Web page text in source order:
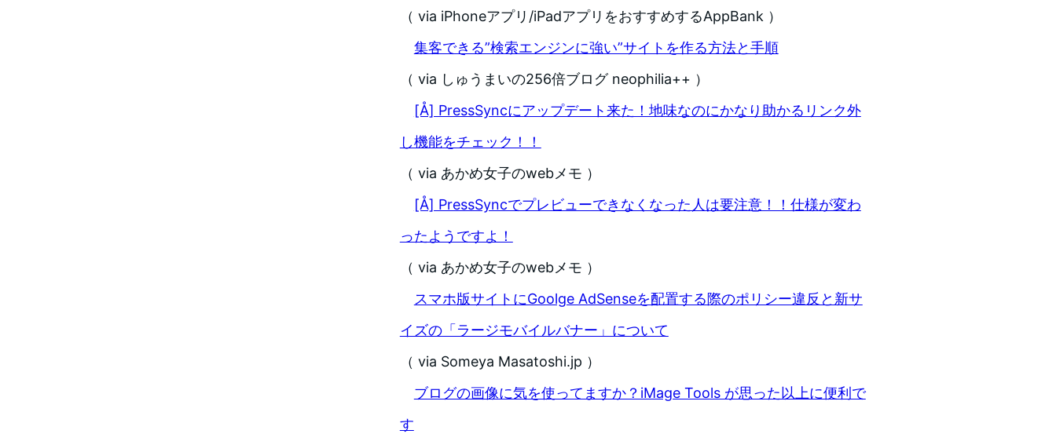
（ via iPhoneアプリ/iPadアプリをおすすめするAppBank ）
集客できる”検索エンジンに強い”サイトを作る方法と手順
（ via しゅうまいの256倍ブログ neophilia++ ）
[Å] PressSyncにアップデート来た！地味なのにかなり助かるリンク外
し機能をチェック！！
（ via あかめ女子のwebメモ ）
[Å] PressSyncでプレビューできなくなった人は要注意！！仕様が変わ
ったようですよ！
（ via あかめ女子のwebメモ ）
スマホ版サイトにGoolge AdSenseを配置する際のポリシー違反と新サ
イズの「ラージモバイルバナー」について
（ via Someya Masatoshi.jp ）
ブログの画像に気を使ってますか？iMage Tools が思った以上に便利で
す